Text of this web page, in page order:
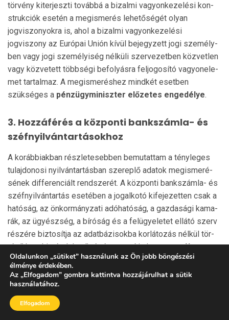
tör­vény kiterjeszti továbbá a bizalmi va­gyon­kezelési kon­
struk­ciók esetén a megismerés lehetőségét olyan
jogviszonyokra is, ahol a bizalmi vagyonkezelési
jogviszony az Európai Unión kívül bejegyzett jogi személy­
ben vagy jogi személyiség nélküli szervezetben közvetlen
vagy közvetett többségi befolyásra feljogosító vagyon­ele­
met tartalmaz. A megismeréshez mindkét esetben
szükséges a pénz­ügy­miniszter előzetes engedélye.
3. Hozzáférés a központi bankszámla- és
széfnyilvántartásokhoz
A korábbiakban részletesebben bemutattam a tény­le­ges
tu­lajdonosi nyilvántartásban szereplő adatok meg­isme­ré­
sének differenciált rendszerét. A központi bankszámla- és
széfnyilvántartás esetében a jogalkotó kifejezetten csak a
hatóság, az önkormányzati adóhatóság, a gazdasági ka­ma­
rák, az ügyészség, a bíróság és a felügyeletet ellátó szerv
ré­szére biztosítja az adatbázisokba korlátozás nélkül tör­
ténő betekintés lehe­tőségét nevesíti, denem szól sem az
adatokat szol­gáltatók, és – ami első ránézésre lé­nye­ge­
sebb­nek tűnik –maguknak az érintetteknek a bete­kin­
tési és megismerési
Az Afad. tv. alapján a NAV-nak azt kell biztosítania, hogy
csupán a jogszabályban nevesített alanyi kör férjen hozzá
Oldalunkon „sütiket” használunk az Ön jobb böngészési
élménye érdekében.
Az „Elfogadom” gombra kattintva hozzájárulhat a sütik
használatához.
Elfogadom